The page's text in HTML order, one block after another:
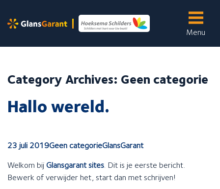
to
Menu
Wij bieden de volgende services aan:
Binnenschilderwerk
Kleine reparaties
Over ons
Category Archives: Geen categorie
Hallo wereld.
23 juli 2019Geen categorieGlansGarant
Welkom bij Glansgarant sites. Dit is je eerste bericht.
Bewerk of verwijder het, start dan met schrijven!